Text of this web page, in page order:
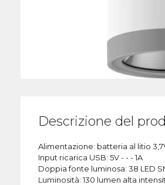
Descrizione del
Alimentazione: batteria al litio
Input ricarica USB: 5V - - - 1A
Doppia fonte luminosa: 38 LED
Luminosità: 130 lumen alta